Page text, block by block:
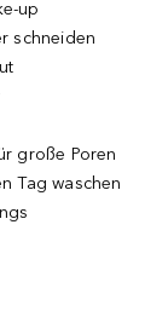
up
schneiden
große Poren
Tag waschen